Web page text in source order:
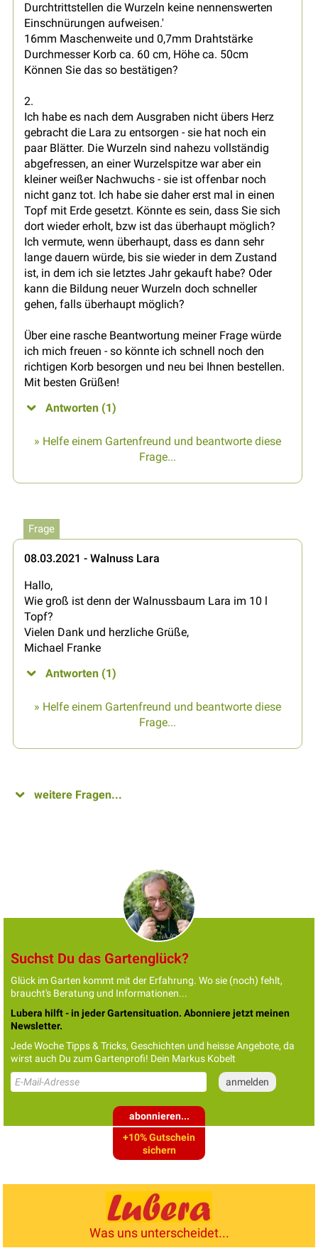
Durchtrittstellen die Wurzeln keine nennenswerten
Einschnürungen aufweisen.'
16mm Maschenweite und 0,7mm Drahtstärke
Durchmesser Korb ca. 60 cm, Höhe ca. 50cm
Können Sie das so bestätigen?
2.
Ich habe es nach dem Ausgraben nicht übers Herz
gebracht die Lara zu entsorgen - sie hat noch ein
paar Blätter. Die Wurzeln sind nahezu vollständig
abgefressen, an einer Wurzelspitze war aber ein
kleiner weißer Nachwuchs - sie ist offenbar noch
nicht ganz tot. Ich habe sie daher erst mal in einen
Topf mit Erde gesetzt. Könnte es sein, dass Sie sich
dort wieder erholt, bzw ist das überhaupt möglich?
Ich vermute, wenn überhaupt, dass es dann sehr
lange dauern würde, bis sie wieder in dem Zustand
ist, in dem ich sie letztes Jahr gekauft habe? Oder
kann die Bildung neuer Wurzeln doch schneller
gehen, falls überhaupt möglich?
Über eine rasche Beantwortung meiner Frage würde
ich mich freuen - so könnte ich schnell noch den
richtigen Korb besorgen und neu bei Ihnen bestellen.
Mit besten Grüßen!
Antworten (1)
» Helfe einem Gartenfreund und beantworte diese
Frage...
Frage
08.03.2021 - Walnuss Lara
Hallo,
Wie groß ist denn der Walnussbaum Lara im 10 l
Topf?
Vielen Dank und herzliche Grüße,
Michael Franke
Antworten (1)
» Helfe einem Gartenfreund und beantworte diese
Frage...
weitere Fragen...
Suchst Du das Gartenglück?
Glück im Garten kommt mit der Erfahrung. Wo sie (noch) fehlt,
braucht's Beratung und Informationen...
Lubera hilft - in jeder Gartensituation. Abonniere jetzt meinen
Newsletter.
Jede Woche Tipps & Tricks, Geschichten und heisse Angebote, da
wirst auch Du zum Gartenprofi! Dein Markus Kobelt
abonnieren...
+10% Gutschein
sichern
Was uns unterscheidet...